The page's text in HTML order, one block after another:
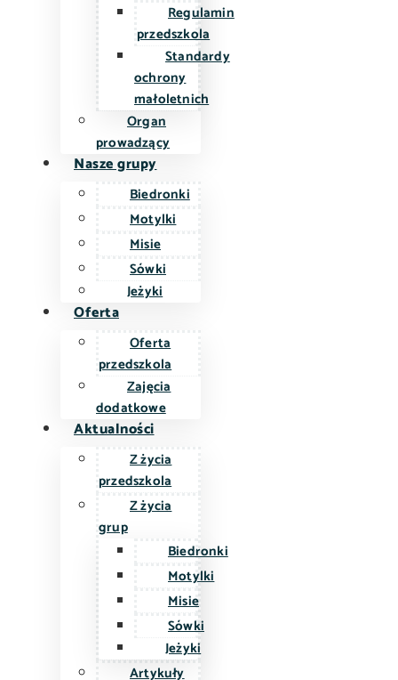
Regulamin
przedszkola
Standardy
ochrony
małoletnich
Organ
prowadzący
Nasze grupy
Biedronki
Motylki
Misie
Sówki
Jeżyki
Oferta
Oferta
przedszkola
Zajęcia
dodatkowe
Aktualności
Z życia
przedszkola
Z życia
grup
Biedronki
Motylki
Misie
Sówki
Jeżyki
Artykuły